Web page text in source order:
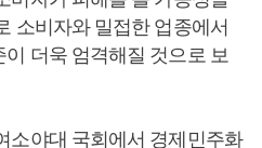
소비자와 밀접한 업종에서
더욱 엄격해질 것으로 보
소야대 국회에서 경제민주화